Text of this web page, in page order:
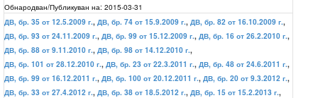
Обнародван/Публикуван на: 2015-03-31
ДВ, бр. 35 от 12.5.2009 г., ДВ, бр. 74 от 15.9.2009 г., ДВ, бр. 82 от 16.10.2009 г.,
ДВ, бр. 93 от 24.11.2009 г., ДВ, бр. 99 от 15.12.2009 г., ДВ, бр. 16 от 26.2.2010 г.,
ДВ, бр. 88 от 9.11.2010 г., ДВ, бр. 98 от 14.12.2010 г.,
ДВ, бр. 101 от 28.12.2010 г., ДВ, бр. 23 от 22.3.2011 г., ДВ, бр. 48 от 24.6.2011 г.,
ДВ, бр. 99 от 16.12.2011 г., ДВ, бр. 100 от 20.12.2011 г., ДВ, бр. 20 от 9.3.2012 г.,
ДВ, бр. 33 от 27.4.2012 г., ДВ, бр. 38 от 18.5.2012 г., ДВ, бр. 15 от 15.2.2013 г.,